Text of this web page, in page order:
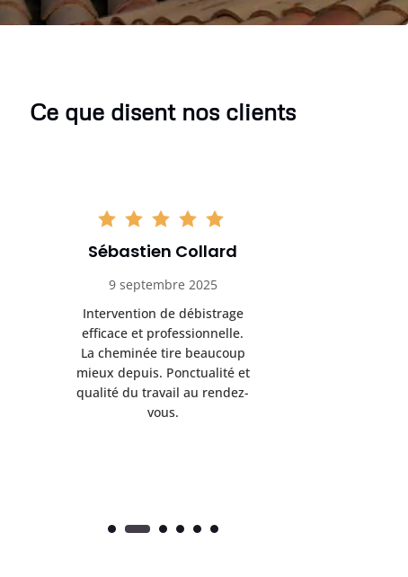
Ce que disent nos clients
Sébastien Collard
9 septembre 2025
Intervention de débistrage
efficace et professionnelle.
La cheminée tire beaucoup
mieux depuis. Ponctualité et
qualité du travail au rendez-
vous.